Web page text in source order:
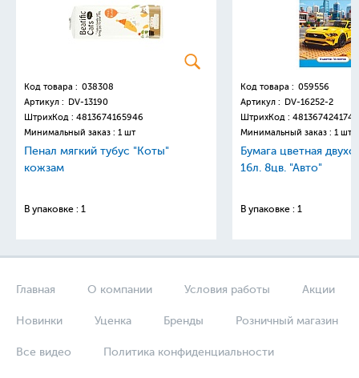
Код товара : 038308
Артикул : DV-13190
ШтрихКод : 4813674165946
Минимальный заказ : 1 шт
Пенал мягкий тубус "Коты"
кожзам
В упаковке : 1
Код товара : 059556
Артикул : DV-16252-2
ШтрихКод : 4813674241749
Минимальный заказ : 1 шт
Бумага цветная
16л. 8цв. "Авто"
В упаковке : 1
Главная О компании Условия работы Акции
Новинки Уценка Бренды Розничный магазин
Все видео Политика конфиденциальности